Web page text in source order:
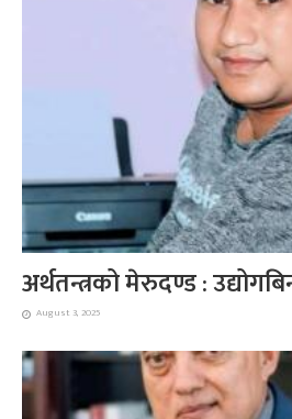
अर्थतन्त्रको मेरुदण्ड :
August 3, 2025